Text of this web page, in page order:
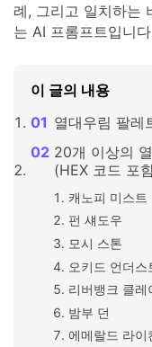
례, 그리고 일치하는
는 AI 프롬프트입니
이 글의 내용
열대우림 팔레
20개 이상의
(HEX 코드 포
캐노피 미스트
펀 섀도우
모시 스톤
오키드 언더스
리버뱅크 클레
밤부 던
에메랄드 라이